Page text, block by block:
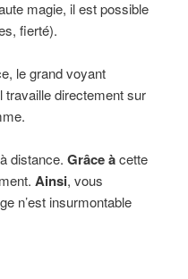
magie, il est possible
fierté).
le grand voyant
travaille directement sur
distance. Grâce àcette
Ainsi, vous
n’est insurmontable